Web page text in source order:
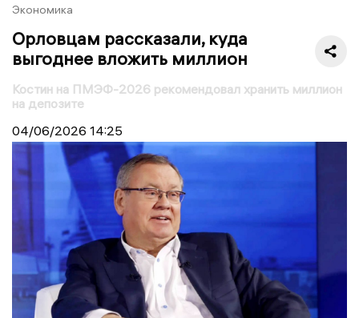
Экономика
Орловцам рассказали, куда
выгоднее вложить миллион
Костин на ПМЭФ-2026 рекомендовал хранить миллион
на депозите
04/06/2026 14:25